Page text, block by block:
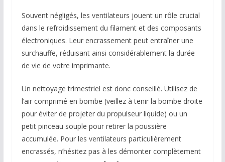
Souvent négligés, les ventilateurs jouent un rôle crucial
dans le refroidissement du filament et des composants
électroniques. Leur encrassement peut entraîner une
surchauffe, réduisant ainsi considérablement la durée
de vie de votre imprimante.
Un nettoyage trimestriel est donc conseillé. Utilisez de
l’air comprimé en bombe (veillez à tenir la bombe droite
pour éviter de projeter du propulseur liquide) ou un
petit pinceau souple pour retirer la poussière
accumulée. Pour les ventilateurs particulièrement
encrassés, n’hésitez pas à les démonter complètement